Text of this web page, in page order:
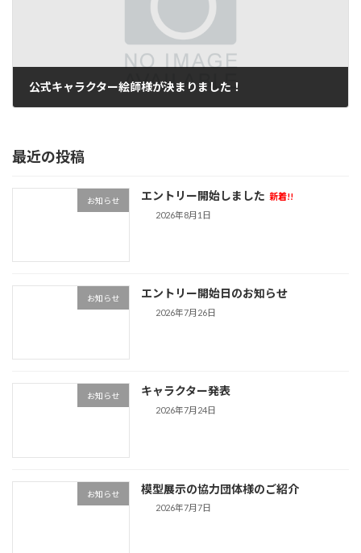
公式キャラクター絵師様が決まりました！
最近の投稿
お知らせ エントリー開始しました 新着!!
2026年8月1日
お知らせ エントリー開始日のお知らせ
2026年7月26日
お知らせ キャラクター発表
2026年7月24日
お知らせ 模型展示の協力団体様のご紹介
2026年7月7日